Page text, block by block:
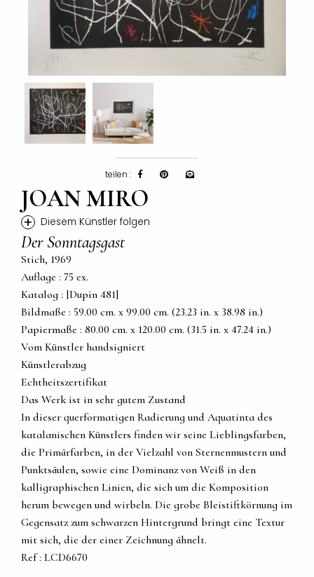
teilen :
JOAN MIRO
+ Diesem Künstler folgen
Der Sonntagsgast
Stich, 1969
Auflage : 75 ex.
Katalog : [Dupin 481]
Bildmaße : 59.00 cm. x 99.00 cm. (23.23 in. x 38.98 in.)
Papiermaße : 80.00 cm. x 120.00 cm. (31.5 in. x 47.24 in.)
Vom Künstler handsigniert
Künstlerabzug
Echtheitszertifikat
Das Werk ist in sehr gutem Zustand
In dieser querformatigen Radierung und Aquatinta des
katalanischen Künstlers finden wir seine Lieblingsfarben,
die Primärfarben, in der Vielzahl von Sternenmustern und
Punktsäulen, sowie eine Dominanz von Weiß in den
kalligraphischen Linien, die sich um die Komposition
herum bewegen und wirbeln. Die grobe Bleistiftkörnung im
Gegensatz zum schwarzen Hintergrund bringt eine Textur
mit sich, die der einer Zeichnung ähnelt.
Ref : LCD6670